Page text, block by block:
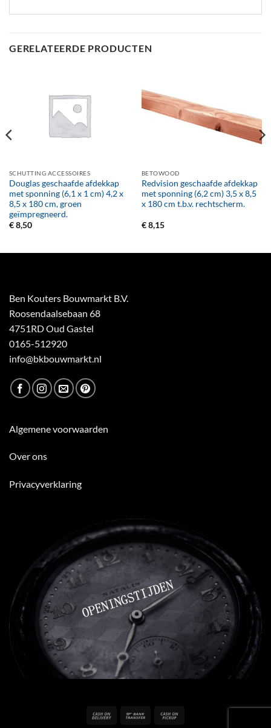
GERELATEERDE PRODUCTEN
SCHUTTING ACCESSOIRES
Douglas geschaafde afdekkap
met sponning (6,1 x 1 cm) 4,2 x
8,5 x 180 cm, groen
geïmpregneerd.
€8,50
BETOWOOD
Redvision geschaafde afdekkap
met sponning (6,2 cm) 3,5 x 8,5
x 180 cm t.b.v. rechtscherm.
€8,15
Ben Kouters Bouwmarkt B.V.
Roosendaalsebaan 68
4751RD Oud Gastel
0165-512920
info@bkbouwmarkt.nl
Algemene voorwaarden
Over ons
Privacyverklaring
Cash
Bank